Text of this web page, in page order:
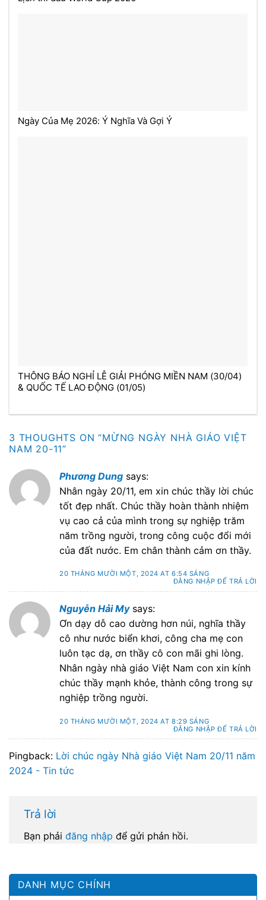
Ngày Của Mẹ 2026: Ý Nghĩa Và Gợi Ý
THÔNG BÁO NGHỈ LỄ GIẢI PHÓNG MIỀN NAM (30/04)
& QUỐC TẾ LAO ĐỘNG (01/05)
3 THOUGHTS ON “MỪNG NGÀY NHÀ GIÁO VIỆT
NAM 20-11”
Phương Dung says:
Nhân ngày 20/11, em xin chúc thầy lời chúc
tốt đẹp nhất. Chúc thầy hoàn thành nhiệm
vụ cao cả của mình trong sự nghiệp trăm
năm trồng người, trong công cuộc đổi mới
của đất nước. Em chân thành cảm ơn thầy.
20 THÁNG MƯỜI MỘT, 2024 AT 6:54 SÁNG
ĐĂNG NHẬP ĐỂ TRẢ LỜI
Nguyễn Hải My says:
Ơn dạy dỗ cao dường hơn núi, nghĩa thầy
cô như nước biển khơi, công cha mẹ con
luôn tạc dạ, ơn thầy cô con mãi ghi lòng.
Nhân ngày nhà giáo Việt Nam con xin kính
chúc thầy mạnh khỏe, thành công trong sự
nghiệp trồng người.
20 THÁNG MƯỜI MỘT, 2024 AT 8:29 SÁNG
ĐĂNG NHẬP ĐỂ TRẢ LỜI
Pingback: Lời chúc ngày Nhà giáo Việt Nam 20/11 năm
2024 - Tin tức
Trả lời
Bạn phải đăng nhập để gửi phản hồi.
DANH MỤC CHÍNH